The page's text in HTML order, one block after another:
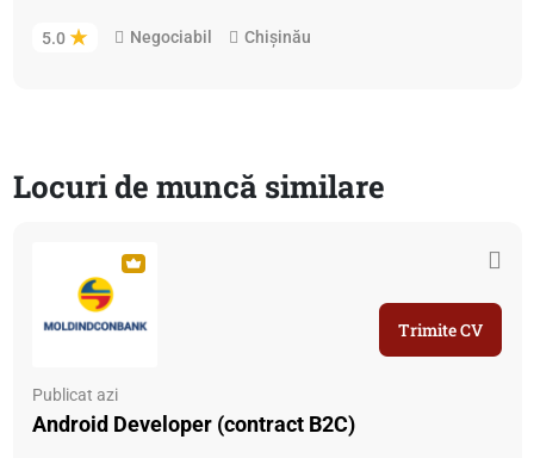
5.0 Negociabil Chișinău
Locuri de muncă similare
Publicat azi
Android Developer (contract B2C)
Trimite CV